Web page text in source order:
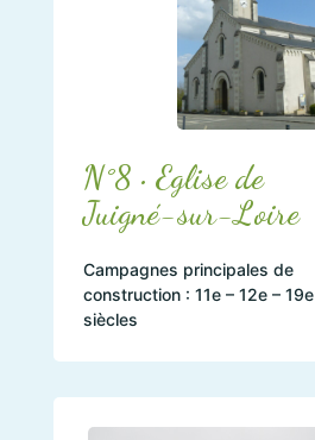
N°8 • Eglise de
Juigné-sur-Loire
Campagnes principales de
construction : 11e – 12e – 19e
siècles